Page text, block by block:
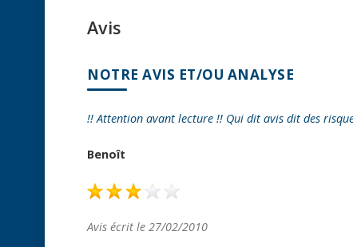
Avis
NOTRE AVIS ET/OU ANALYSE
!! Attention avant lecture !! Qui dit avis dit des
Benoît
Avis écrit le 27/02/2010